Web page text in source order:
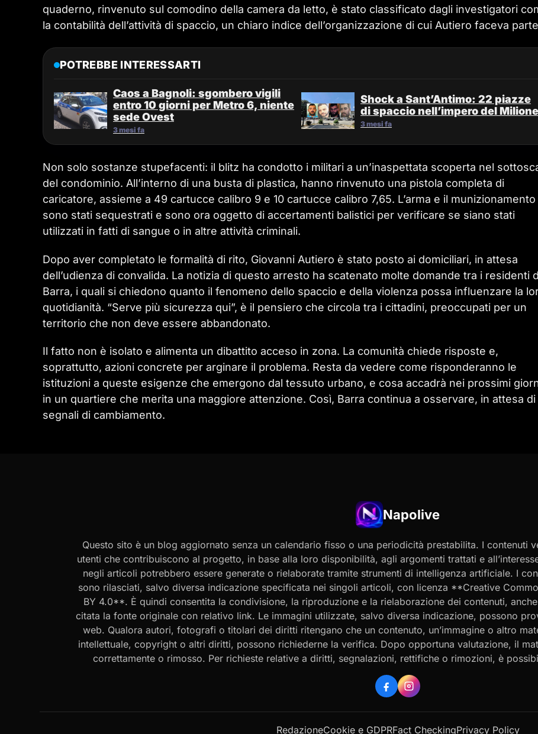
quaderno, rinvenuto sul comodino della camera da letto, è stato classificato dagli investigatori
la contabilità dell’attività di spaccio, un chiaro indice dell’organizzazione di cui Autiero faceva
POTREBBE INTERESSARTI
Caos a Bagnoli: sgombero vigili
entro 10 giorni per Metro 6, niente
sede Ovest
3 mesi fa
Shock a Sant’Antimo: 22 piazze
di spaccio nell’impero del Milione
3 mesi fa
Non solo sostanze stupefacenti: il blitz ha condotto i militari a un’inaspettata scoperta nel
del condominio. All’interno di una busta di plastica, hanno rinvenuto una pistola completa di
caricatore, assieme a 49 cartucce calibro 9 e 10 cartucce calibro 7,65. L’arma e il munizionamento
sono stati sequestrati e sono ora oggetto di accertamenti balistici per verificare se siano stati
utilizzati in fatti di sangue o in altre attività criminali.
Dopo aver completato le formalità di rito, Giovanni Autiero è stato posto ai domiciliari, in attesa
dell’udienza di convalida. La notizia di questo arresto ha scatenato molte domande tra i residenti
Barra, i quali si chiedono quanto il fenomeno dello spaccio e della violenza possa influenzare la
quotidianità. “Serve più sicurezza qui”, è il pensiero che circola tra i cittadini, preoccupati per un
territorio che non deve essere abbandonato.
Il fatto non è isolato e alimenta un dibattito acceso in zona. La comunità chiede risposte e,
soprattutto, azioni concrete per arginare il problema. Resta da vedere come risponderanno le
istituzioni a queste esigenze che emergono dal tessuto urbano, e cosa accadrà nei prossimi
in un quartiere che merita una maggiore attenzione. Così, Barra continua a osservare, in attesa di
segnali di cambiamento.
Napolive
Questo sito è un blog aggiornato senza un calendario fisso o una periodicità prestabilita. I contenuti
utenti che contribuiscono al progetto, in base alla loro disponibilità, agli argomenti trattati e
negli articoli potrebbero essere generate o rielaborate tramite strumenti di intelligenza artificiale. I
sono rilasciati, salvo diversa indicazione specificata nei singoli articoli, con licenza **Creative
BY 4.0**. È quindi consentita la condivisione, la riproduzione e la rielaborazione dei contenuti,
citata la fonte originale con relativo link. Le immagini utilizzate, salvo diversa indicazione, possono
web. Qualora autori, fotografi o titolari dei diritti ritengano che un contenuto, un’immagine o altro
intellettuale, copyright o altri diritti, possono richiederne la verifica. Dopo opportuna valutazione, il
correttamente o rimosso. Per richieste relative a diritti, segnalazioni, rettifiche o rimozioni, è
RedazioneCookie e GDPRFact CheckingPrivacy Policy